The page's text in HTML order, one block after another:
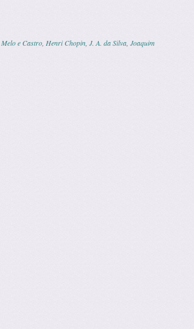
e Castro Henri Chopin ,J. A. da Silva ,Joaquim